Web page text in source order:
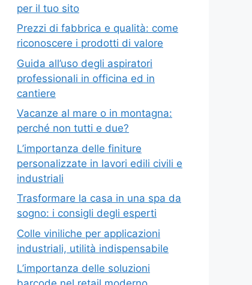
per il tuo sito
Prezzi di fabbrica e qualità: come
riconoscere i prodotti di valore
Guida all’uso degli aspiratori
professionali in officina ed in
cantiere
Vacanze al mare o in montagna:
perché non tutti e due?
L’importanza delle finiture
personalizzate in lavori edili civili e
industriali
Trasformare la casa in una spa da
sogno: i consigli degli esperti
Colle viniliche per applicazioni
industriali, utilità indispensabile
L’importanza delle soluzioni